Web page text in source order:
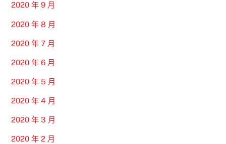
2020 年 9 月
2020 年 8 月
2020 年 7 月
2020 年 6 月
2020 年 5 月
2020 年 4 月
2020 年 3 月
2020 年 2 月